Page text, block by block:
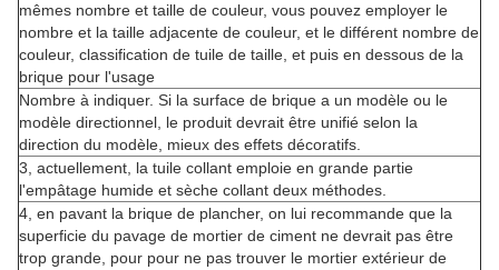
mêmes nombre et taille de couleur, vous pouvez employer le
nombre et la taille adjacente de couleur, et le différent nombre de
couleur, classification de tuile de taille, et puis en dessous de la
brique pour l'usage
Nombre à indiquer. Si la surface de brique a un modèle ou le
modèle directionnel, le produit devrait être unifié selon la
direction du modèle, mieux des effets décoratifs.
3, actuellement, la tuile collant emploie en grande partie
l'empâtage humide et sèche collant deux méthodes.
4, en pavant la brique de plancher, on lui recommande que la
superficie du pavage de mortier de ciment ne devrait pas être
trop grande, pour pour ne pas trouver le mortier extérieur de